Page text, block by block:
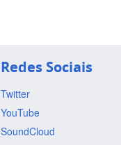
Redes Sociais
Twitter
YouTube
SoundCloud